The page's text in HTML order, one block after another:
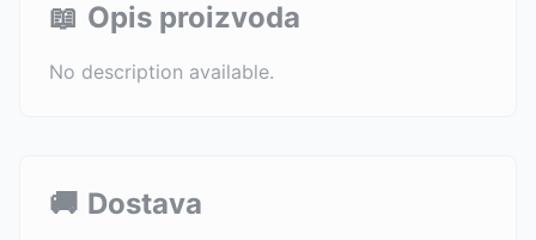
📖 Opis proizvoda
No description available.
🚚 Dostava